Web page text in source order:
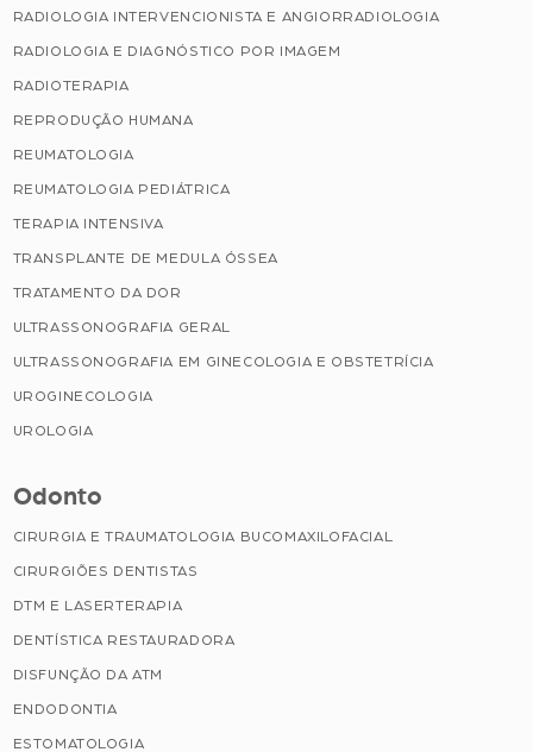
RADIOLOGIA INTERVENCIONISTA E ANGIORRADIOLOGIA
RADIOLOGIA E DIAGNÓSTICO POR IMAGEM
RADIOTERAPIA
REPRODUÇÃO HUMANA
REUMATOLOGIA
REUMATOLOGIA PEDIÁTRICA
TERAPIA INTENSIVA
TRANSPLANTE DE MEDULA ÓSSEA
TRATAMENTO DA DOR
ULTRASSONOGRAFIA GERAL
ULTRASSONOGRAFIA EM GINECOLOGIA E OBSTETRÍCIA
UROGINECOLOGIA
UROLOGIA
Odonto
CIRURGIA E TRAUMATOLOGIA BUCOMAXILOFACIAL
CIRURGIÕES DENTISTAS
DTM E LASERTERAPIA
DENTÍSTICA RESTAURADORA
DISFUNÇÃO DA ATM
ENDODONTIA
ESTOMATOLOGIA